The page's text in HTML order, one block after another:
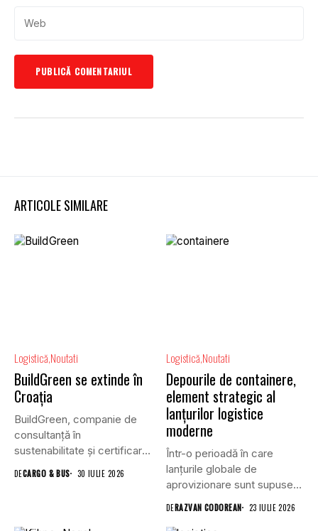
ARTICOLE SIMILARE
Logistică Noutati
BuildGreen se extinde în
Croația
BuildGreen, companie de
consultanță în
sustenabilitate și certificare
DECARGO & BUS 30 IULIE 2026
Logistică Noutati
Depourile de containere,
element strategic al
lanțurilor logistice
moderne
Într-o perioadă în care
lanțurile globale de
aprovizionare sunt supuse
DERAZVAN CODOREAN 23 IULIE 2026